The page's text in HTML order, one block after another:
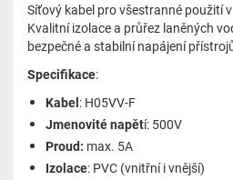
Síťový kabel pro všestranné použití
Kvalitní izolace a průřez laněných
bezpečné a stabilní napájení
Specifikace:
Kabel: H05VV-F
Jmenovité napětí: 500V
Proud: max. 5A
Izolace: PVC (vnitřní i vnější)